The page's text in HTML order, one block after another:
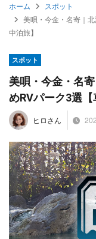
ホーム
スポット
美唄・今金・名寄｜
中泊旅】
スポット
美唄・今金・名
めRVパーク3選【
ヒロさん